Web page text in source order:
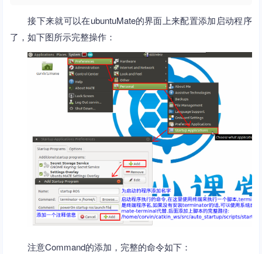
接下来就可以在ubuntuMate的界面上来配置添加启动程序
了，如下图所示完整操作：
注意Command的添加，完整的命令如下：